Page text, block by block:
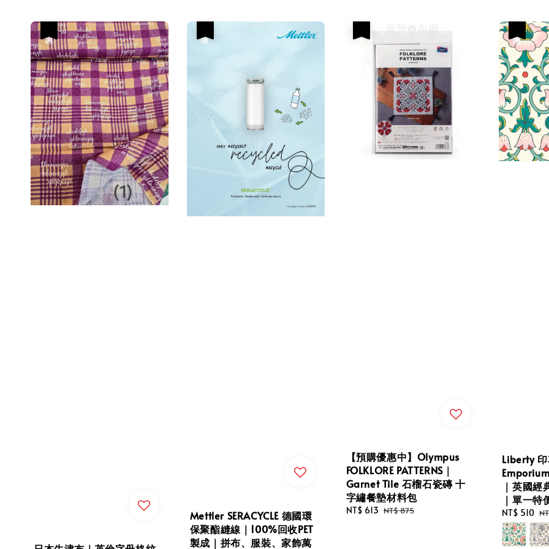
Mettler SERACYCLE 德國環
保聚酯縫線｜100%回收PET
製成｜拼布、服裝、家飾萬
【預購優惠中】Olympus
FOLKLORE PATTERNS｜
Garnet Tile 石榴石瓷磚 十
字繡餐墊材料包
Sale
NT$ 613 Regular
NT$ 875
Liberty
｜英國經
｜單一特
Sale
price
NT$ 510